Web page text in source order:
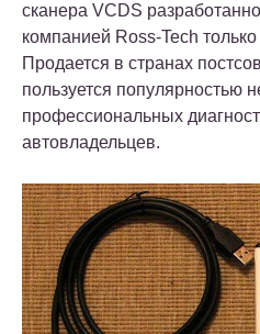
сканера VCDS
компанией Ross-Tech
Продается в странах
пользуется популярностью
профессиональных
автовладельцев.